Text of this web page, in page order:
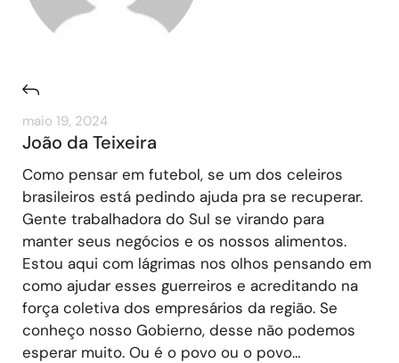
maio 19, 2024
João da Teixeira
Como pensar em futebol, se um dos celeiros
brasileiros está pedindo ajuda pra se recuperar.
Gente trabalhadora do Sul se virando para
manter seus negócios e os nossos alimentos.
Estou aqui com lágrimas nos olhos pensando em
como ajudar esses guerreiros e acreditando na
força coletiva dos empresários da região. Se
conheço nosso Gobierno, desse não podemos
esperar muito. Ou é o povo ou o povo…